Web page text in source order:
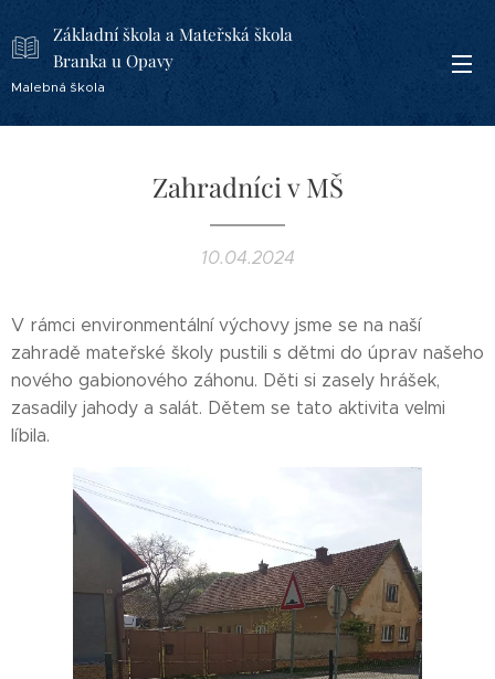
Základní škola a Mateřská škola
Branka u Opavy
Malebná škola
Zahradníci v MŠ
10.04.2024
V rámci environmentální výchovy jsme se na naší
zahradě mateřské školy pustili s dětmi do úprav našeho
nového gabionového záhonu. Děti si zasely hrášek,
zasadily jahody a salát. Dětem se tato aktivita velmi
líbila.